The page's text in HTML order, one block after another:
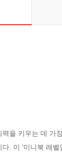
력을 키우는 데 가
. 이 ‘미니북 레